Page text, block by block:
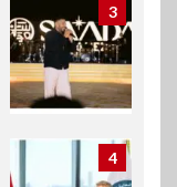
3
4